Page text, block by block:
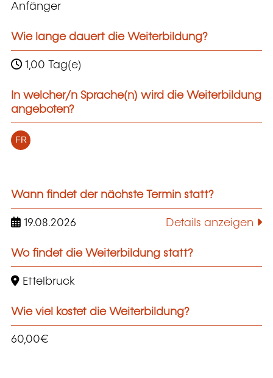
Anfänger
Wie lange dauert die Weiterbildung?
1,00 Tag(e)
In welcher/n Sprache(n) wird die Weiterbildung
angeboten?
FR
Wann findet der nächste Termin statt?
19.08.2026 Details anzeigen
Wo findet die Weiterbildung statt?
Ettelbruck
Wie viel kostet die Weiterbildung?
60,00€